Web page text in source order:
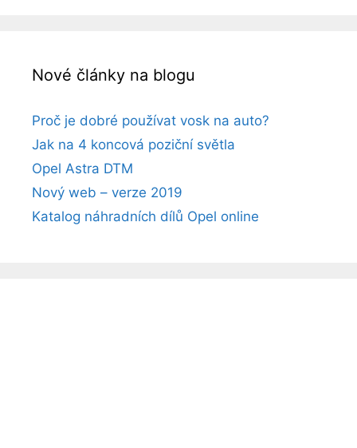
Nové články na blogu
Proč je dobré používat vosk na auto?
Jak na 4 koncová poziční světla
Opel Astra DTM
Nový web – verze 2019
Katalog náhradních dílů Opel online